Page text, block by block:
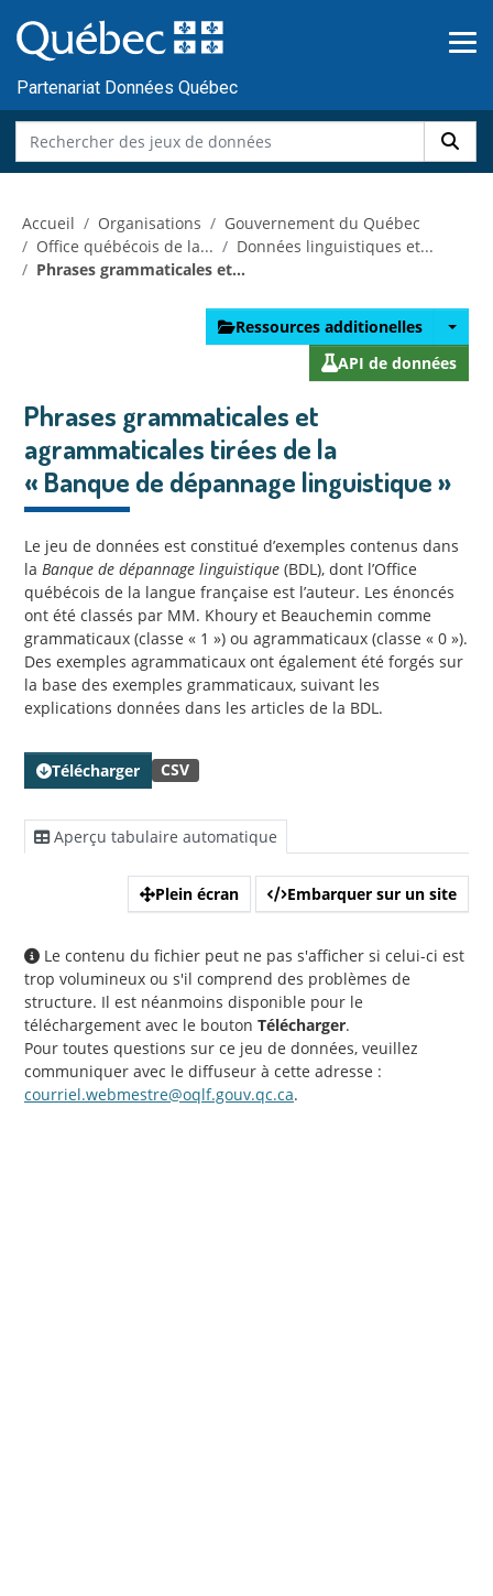
au
contenu
Partenariat Données Québec
Accueil Organisations
Gouvernement du Québec
Office québécois de la...
Données linguistiques et...
Phrases grammaticales et...
Ressources additionelles
API de données
Phrases grammaticales et
agrammaticales tirées de la
« Banque de dépannage linguistique »
Le jeu de données est constitué d’exemples contenus dans
la Banque de dépannage linguistique (BDL), dont l’Office
québécois de la langue française est l’auteur. Les énoncés
ont été classés par MM. Khoury et Beauchemin comme
grammaticaux (classe « 1 ») ou agrammaticaux (classe « 0 »).
Des exemples agrammaticaux ont également été forgés sur
la base des exemples grammaticaux, suivant les
explications données dans les articles de la BDL.
Télécharger CSV
Aperçu tabulaire automatique
Plein écran Embarquer sur un site
Le contenu du fichier peut ne pas s'afficher si celui-ci est
trop volumineux ou s'il comprend des problèmes de
structure. Il est néanmoins disponible pour le
téléchargement avec le bouton Télécharger.
Pour toutes questions sur ce jeu de données, veuillez
communiquer avec le diffuseur à cette adresse :
courriel.webmestre@oqlf.gouv.qc.ca.